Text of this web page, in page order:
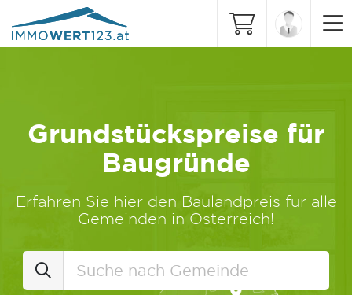
Grundstückspreise für
Baugründe
Erfahren Sie hier den Baulandpreis für alle
Gemeinden in Österreich!